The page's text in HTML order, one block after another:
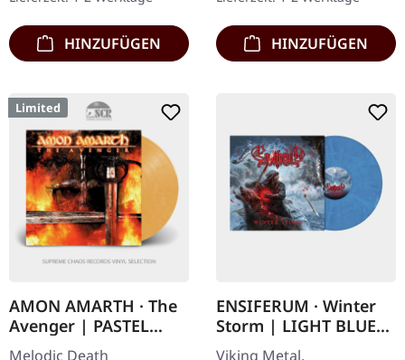
HINZUFÜGEN
mit Poster,…
HINZUFÜGEN
Limited
AMON AMARTH · The
Avenger | PASTEL
ORANGE MARBLED LP
Melodic Death
ENSIFERUM · Winter
Storm | LIGHT BLUE
ICE MARBLED LP
Viking Metal.